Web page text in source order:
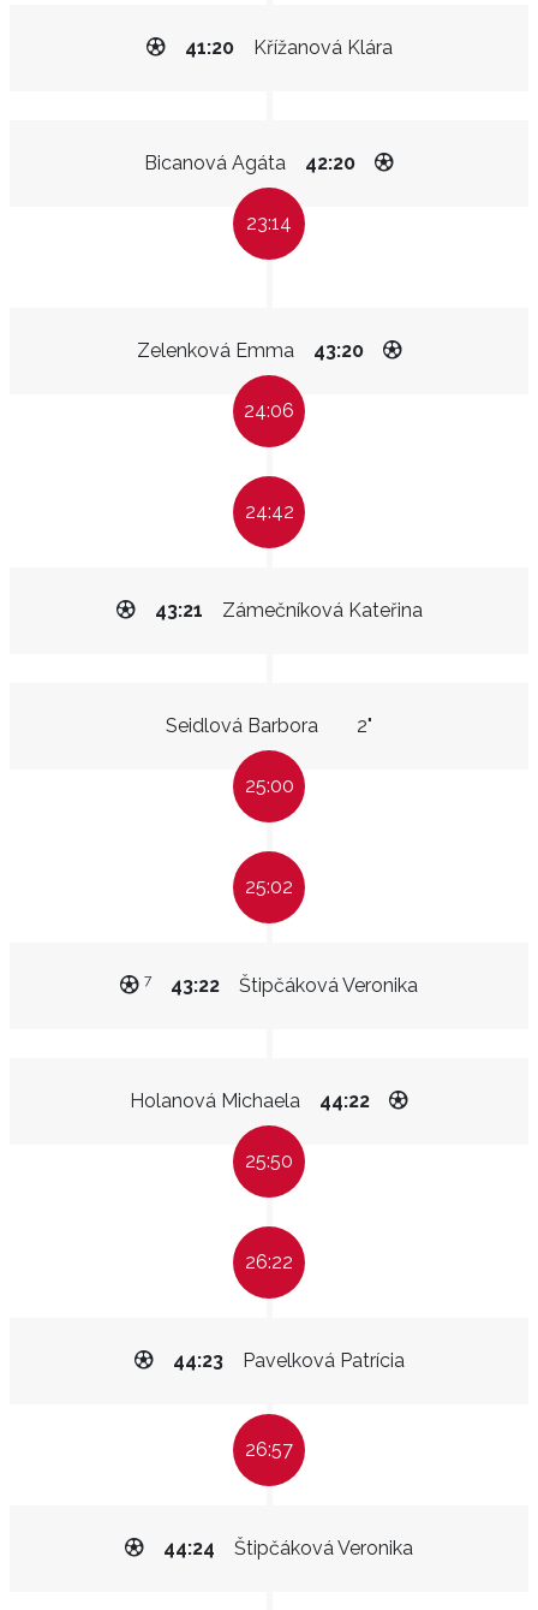
Křížanová Klára
41:20
Bicanová Agáta 42:20
23:14
Zelenková Emma 43:20
24:06
24:42
Zámečníková Kateřina
43:21
Seidlová Barbora 2"
25:00
25:02
Štipčáková Veronika
43:22
7
Holanová Michaela 44:22
25:50
26:22
Pavelková Patrícia
44:23
26:57
Štipčáková Veronika
44:24